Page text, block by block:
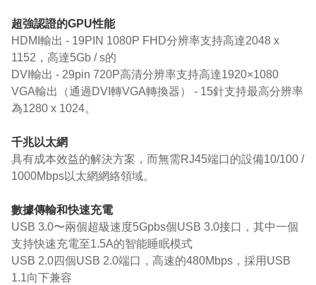
超強認證的GPU性能
HDMI輸出 - 19PIN 1080P FHD分辨率支持高達2048 x
1152，高達5Gb / s的
DVI輸出 - 29pin 720P高清分辨率支持高達1920×1080
VGA輸出（通過DVI轉VGA轉換器） - 15針支持最高分辨率
為1280 x 1024。
千兆以太網
具有成本效益的解決方案，而無需RJ45端口的設備10/100 /
1000Mbps以太網網絡領域。
數據傳輸和快速充電
USB 3.0〜兩個超級速度5Gpbs個USB 3.0接口，其中一個
支持快速充電至1.5A的智能睡眠模式
USB 2.0四個USB 2.0端口，高速的480Mbps，採用USB
1.1向下兼容